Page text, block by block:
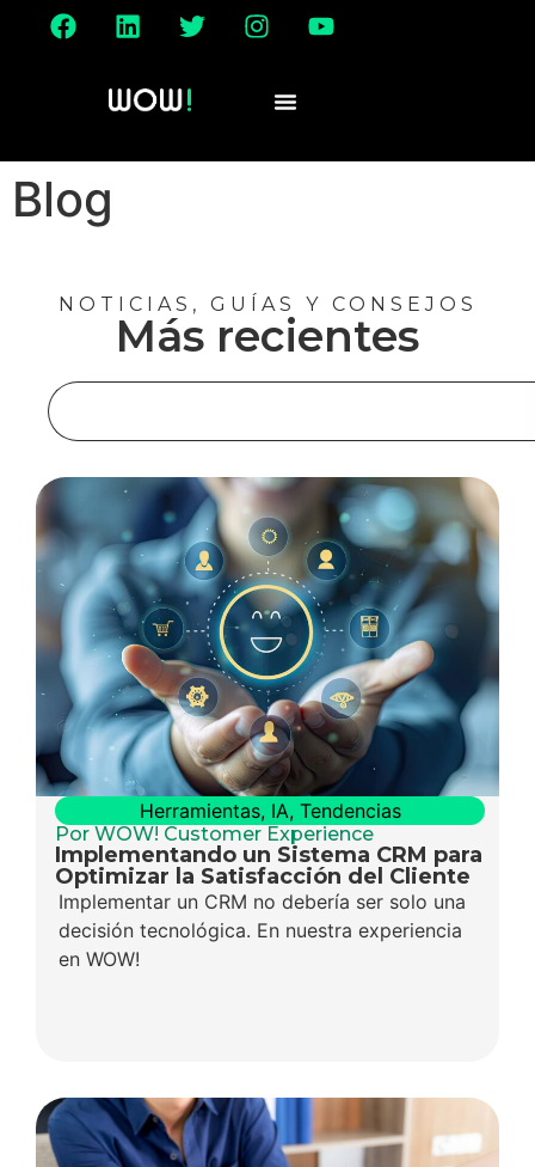
Blog
NOTICIAS, GUÍAS Y CONSEJOS
Más recientes
Herramientas, IA, Tendencias
Por WOW! Customer Experience
Implementando un Sistema CRM para
Optimizar la Satisfacción del Cliente
Implementar un CRM no debería ser solo una
decisión tecnológica. En nuestra experiencia
en WOW!